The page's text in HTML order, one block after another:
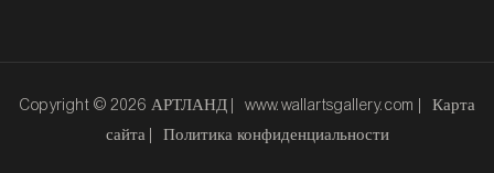
Copyright © 2026 АРТЛАНД | www.wallartsgallery.com
Карта
сайта
Политика конфиденциальности